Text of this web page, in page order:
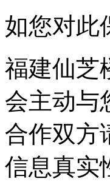
如您对此
福建仙芝
会主动与
合作双方
信息真实